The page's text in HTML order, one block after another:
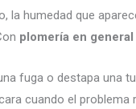
la humedad que
plomería en
fuga o destapa una
cuando el